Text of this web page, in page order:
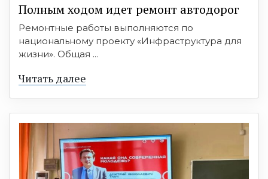
Полным ходом идет ремонт автодорог
Ремонтные работы выполняются по
национальному проекту «Инфраструктура для
жизни». Общая ...
Читать далее